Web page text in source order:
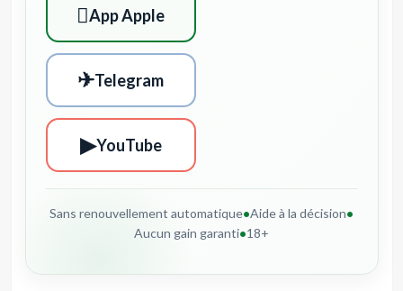
App Apple
✈Telegram
▶YouTube
Sans renouvellement automatique•Aide à la décision•
Aucun gain garanti•18+